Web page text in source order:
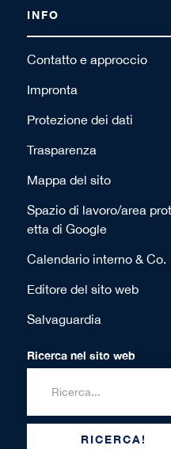
INFO
Contatto e approccio
Impronta
Protezione dei dati
Trasparenza
Mappa del sito
Spazio di lavoro/area prot
etta di Google
Calendario interno & Co.
Editore del sito web
Salvaguardia
Ricerca nel sito web